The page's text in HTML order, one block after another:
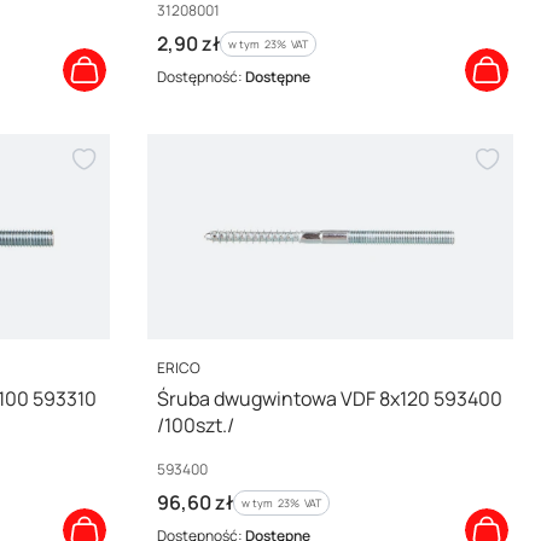
Kod producenta
31208001
Cena brutto
2,90 zł w tym %s VAT
w tym 23% VAT
Dostępność:Dostępne
593310
PRODUCENT
ERICO
Śruba dwugwintowa VDF 8x120 593400
/100szt./
Kod producenta
593400
Cena brutto
96,60 zł w tym %s VAT
w tym 23% VAT
Dostępność:Dostępne